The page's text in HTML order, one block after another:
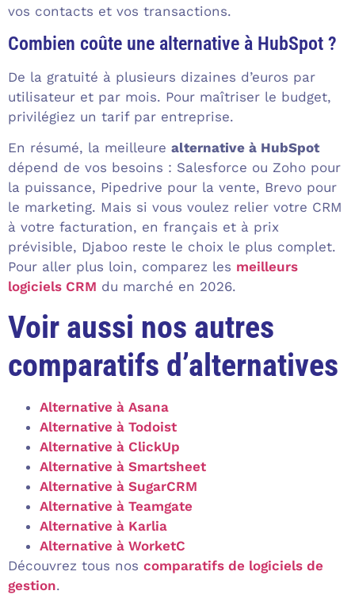
vos contacts et vos transactions.
Combien coûte une alternative à HubSpot ?
De la gratuité à plusieurs dizaines d’euros par
utilisateur et par mois. Pour maîtriser le budget,
privilégiez un tarif par entreprise.
En résumé, la meilleure alternative à HubSpot
dépend de vos besoins : Salesforce ou Zoho pour
la puissance, Pipedrive pour la vente, Brevo pour
le marketing. Mais si vous voulez relier votre CRM
à votre facturation, en français et à prix
prévisible, Djaboo reste le choix le plus complet.
Pour aller plus loin, comparez les meilleurs
logiciels CRM du marché en 2026.
Voir aussi nos autres
comparatifs d’alternatives
Alternative à Asana
Alternative à Todoist
Alternative à ClickUp
Alternative à Smartsheet
Alternative à SugarCRM
Alternative à Teamgate
Alternative à Karlia
Alternative à WorketC
Découvrez tous nos comparatifs de logiciels de
gestion.